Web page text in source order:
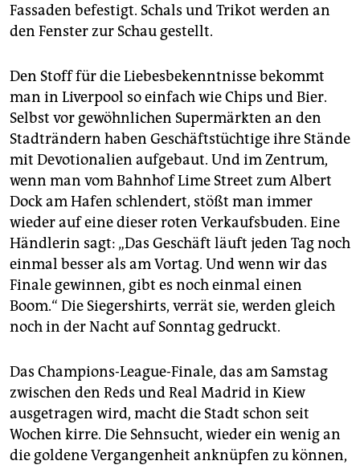
Fassaden befestigt. Schals und Trikot werden an
den Fenster zur Schau gestellt.
Den Stoff für die Liebesbekenntnisse bekommt
man in Liverpool so einfach wie Chips und Bier.
Selbst vor gewöhnlichen Supermärkten an den
Stadträndern haben Geschäftstüchtige ihre Stän­de
mit Devotionalien aufgebaut. Und im Zentrum,
wenn man vom Bahnhof Lime Street zum Albert
Dock am Hafen schlendert, stößt man immer
wieder auf eine dieser roten Verkaufsbuden. Eine
Händlerin sagt: „Das Geschäft läuft jeden Tag noch
einmal besser als am Vortag. Und wenn wir das
Finale gewinnen, gibt es noch einmal einen
Boom.“ Die Siegershirts, verrät sie, werden gleich
noch in der Nacht auf Sonntag gedruckt.
Das Champions-League-Finale, das am Samstag
zwischen den Reds und Real Madrid in Kiew
ausgetragen wird, macht die Stadt schon seit
Wochen kirre. Die Sehnsucht, wieder ein wenig an
die goldene Vergangenheit anknüpfen zu können,